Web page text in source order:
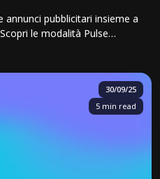
annunci pubblicitari insieme a
le modalità Pulse
per campagne sicure e di
30/09/25
5 min read